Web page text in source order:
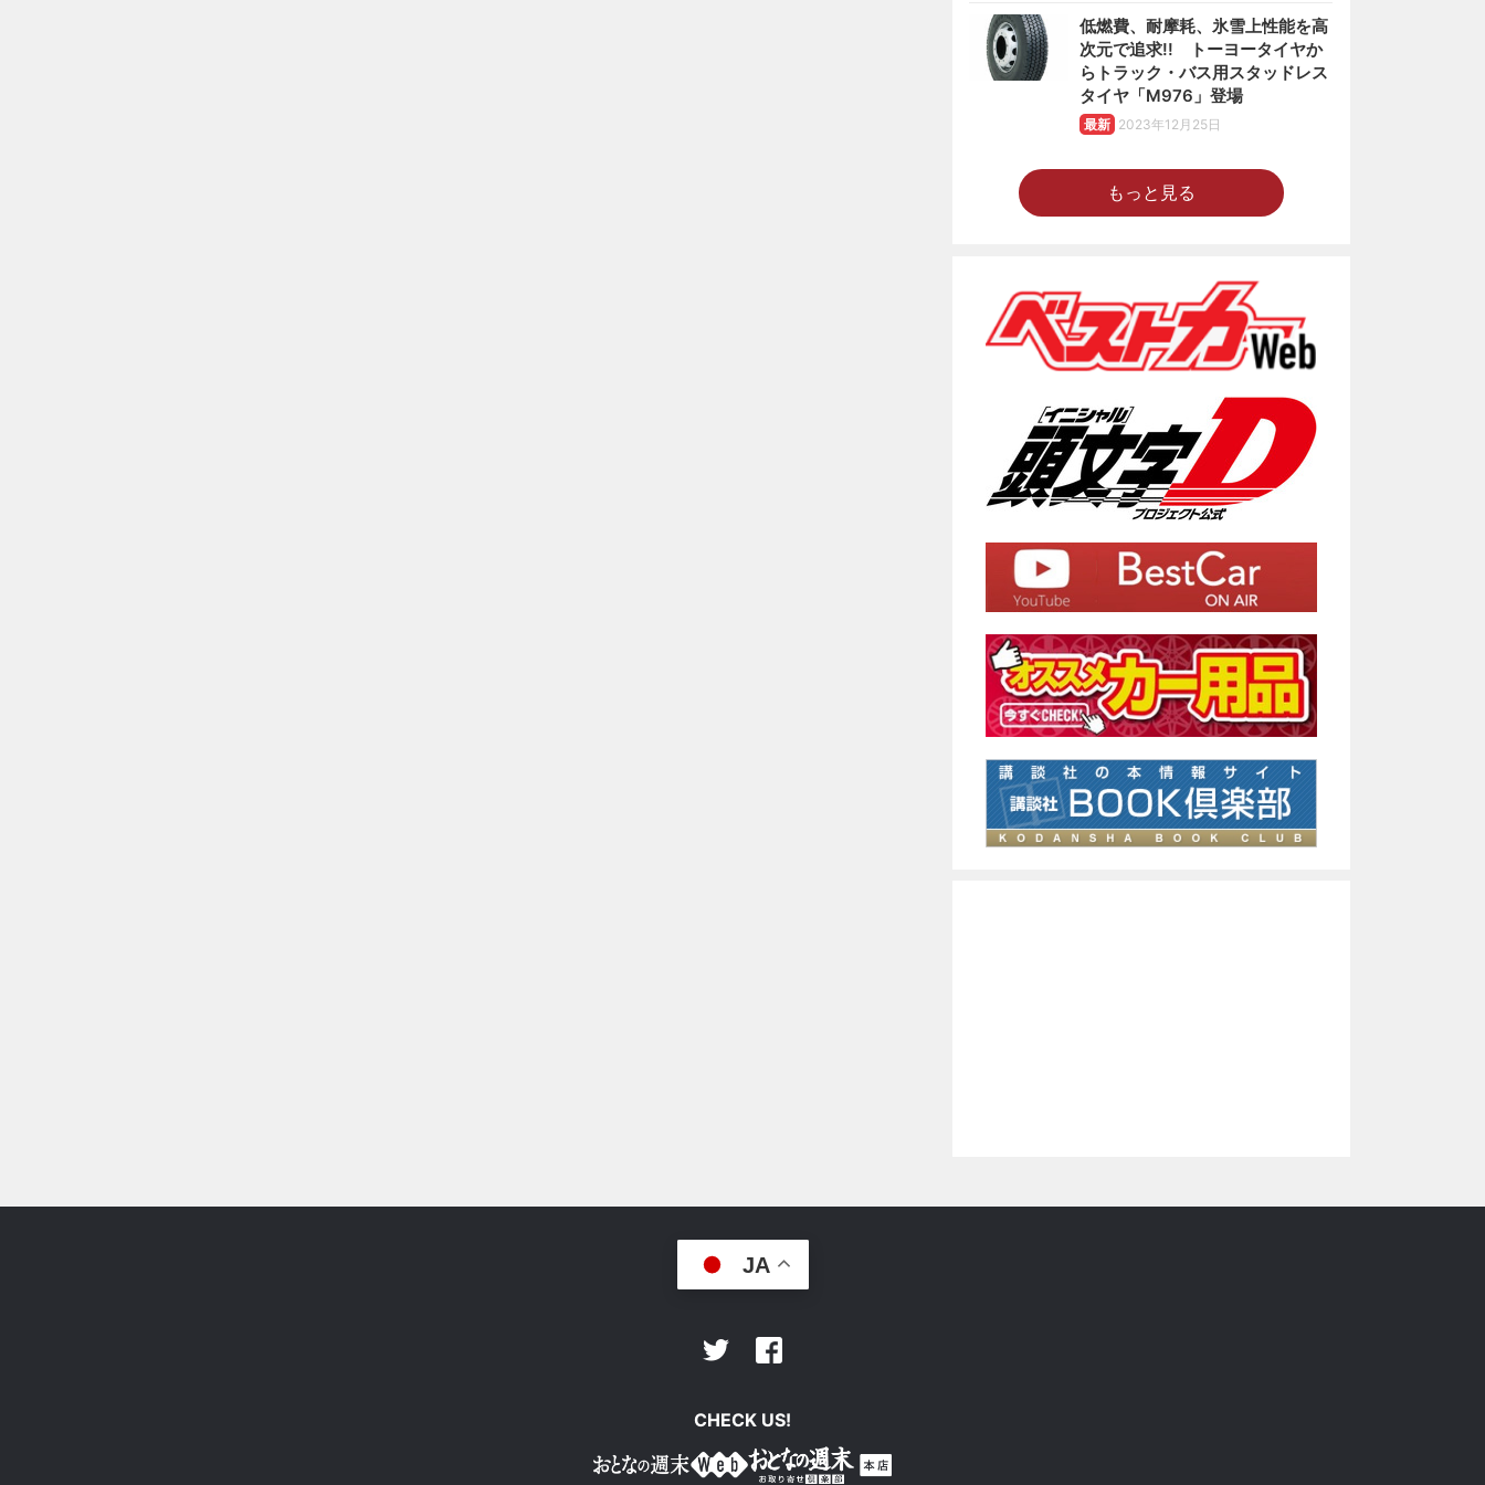
低燃費、耐摩耗、氷雪上性能を高
次元で追求!! トーヨータイヤか
らトラック・バス用スタッドレス
タイヤ「M976」登場
最新 2023年12月25日
もっと見る
JA
Twitter
CHECK US!